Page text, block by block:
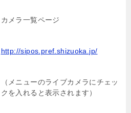
カメラ一覧ページ
http://sipos.pref.shizuoka.jp/
（メニューのライブカメラにチェッ
クを入れると表示されます）